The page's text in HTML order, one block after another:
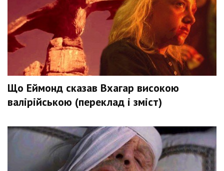
Що Еймонд сказав Вхагар високою
валірійською (переклад і зміст)